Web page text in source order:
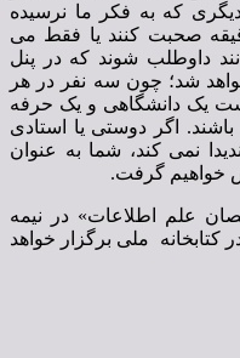
که به فکر ما نرسیده
و بنویسند که می خواهند ۵ دقیقه صحبت کنند یا فقط می
داوطلب شوند که در پنل
شد؛ چون سه نفر در هر
یک دانشگاهی و یک حرفه
اگر دوستی یا استادی
نمی کند، شما به عنوان
خواهیم گرفت.
علم اطلاعات» در نیمه
کتابخانه ملی برگزار خواهد